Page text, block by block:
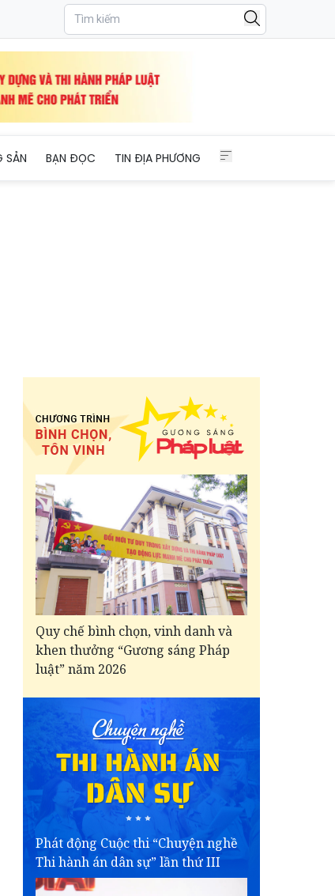
SẢN BẠN ĐỌC TIN ĐỊA PHƯƠNG
Quy chế bình chọn, vinh danh và
khen thưởng “Gương sáng Pháp
luật” năm 2026
Phát động Cuộc thi “Chuyện nghề
Thi hành án dân sự” lần thứ III